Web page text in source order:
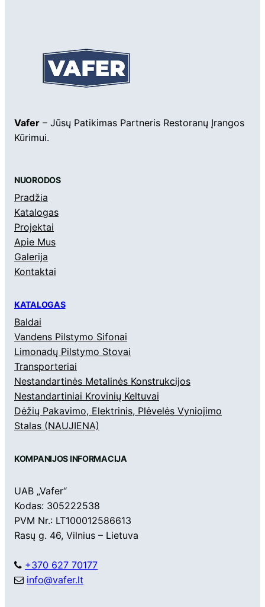
Vafer – Jūsų Patikimas Partneris Restoranų Įrangos
Kūrimui.
NUORODOS
Pradžia
Katalogas
Projektai
Apie Mus
Galerija
Kontaktai
KATALOGAS
Baldai
Vandens Pilstymo Sifonai
Limonadų Pilstymo Stovai
Transporteriai
Nestandartinės Metalinės Konstrukcijos
Nestandartiniai Krovinių Keltuvai
Dėžių Pakavimo, Elektrinis, Plėvelės Vyniojimo
Stalas (NAUJIENA)
KOMPANIJOS INFORMACIJA
UAB „Vafer“
Kodas: 305222538
PVM Nr.: LT100012586613
Rasų g. 46, Vilnius – Lietuva
+370 627 70177
info@vafer.lt